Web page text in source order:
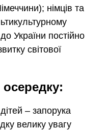
німців та
України постійно
світової
– запорука
велику увагу